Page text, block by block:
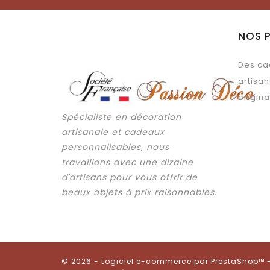
Spécialiste en décoration
artisanale et cadeaux
personnalisables, nous
travaillons avec une dizaine
d'artisans pour vous offrir de
beaux objets à prix raisonnables.
NOS
Des
© 2026 - Logiciel e-commerce par PrestaShop™